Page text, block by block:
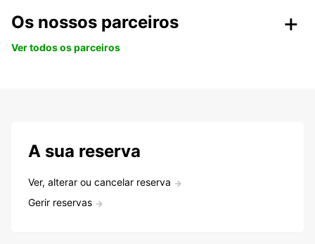
Os nossos parceiros
Ver todos os parceiros
A sua reserva
Ver, alterar ou cancelar reserva
Gerir reservas